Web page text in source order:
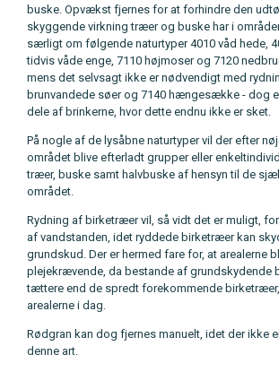
buske. Opvækst fjernes for at forhindre den
skyggende virkning træer og buske har i
særligt om følgende naturtyper 4010 våd hede,
tidvis våde enge, 7110 højmoser og 7120
mens det selvsagt ikke er nødvendigt med
brunvandede søer og 7140 hængesække - dog
dele af brinkerne, hvor dette endnu ikke er sket.
På nogle af de lysåbne naturtyper vil der efter
området blive efterladt grupper eller
træer, buske samt halvbuske af hensyn til de
området.
Rydning af birketræer vil, så vidt det er muligt,
af vandstanden, idet ryddede birketræer kan
grundskud. Der er hermed fare for, at arealerne
plejekrævende, da bestande af grundskydende
tættere end de spredt forekommende
arealerne i dag.
Rødgran kan dog fjernes manuelt, idet der ikke
denne art.